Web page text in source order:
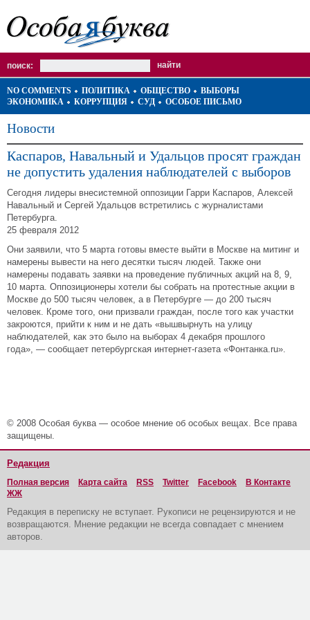
поиск:
NO COMMENTS ПОЛИТИКА ОБЩЕСТВО
ВЫБОРЫ
ЭКОНОМИКА
КОРРУПЦИЯ СУД ОСОБОЕ ПИСЬМО
Новости
Каспаров, Навальный и Удальцов просят граждан
не допустить удаления наблюдателей с выборов
Сегодня лидеры внесистемной оппозиции Гарри Каспаров, Алексей
Навальный и Сергей Удальцов встретились с журналистами
Петербурга.
25 февраля 2012
Они заявили, что 5 марта готовы вместе выйти в Москве на митинг и
намерены вывести на него десятки тысяч людей. Также они
намерены подавать заявки на проведение публичных акций на 8, 9,
10 марта. Оппозиционеры хотели бы собрать на протестные акции в
Москве до 500 тысяч человек, а в Петербурге — до 200 тысяч
человек. Кроме того, они призвали граждан, после того как участки
закроются, прийти к ним и не дать «вышвырнуть на улицу
наблюдателей, как это было на выборах 4 декабря прошлого
года», — сообщает петербургская интернет-газета «Фонтанка.ru».
© 2008 Особая буква — особое мнение об особых вещах. Все права
защищены.
Редакция
Полная версия Карта сайта RSS Twitter Facebook
В Контакте
ЖЖ
Редакция в переписку не вступает. Рукописи не рецензируются и не
возвращаются. Мнение редакции не всегда совпадает с мнением
авторов.